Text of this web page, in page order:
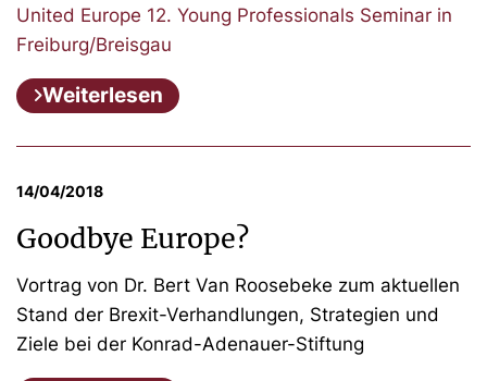
United Europe 12. Young Professionals Seminar in
Freiburg/Breisgau
Weiterlesen
14/04/2018
Goodbye Europe?
Vortrag von Dr. Bert Van Roosebeke zum aktuellen
Stand der Brexit-Verhandlungen, Strategien und
Ziele bei der Konrad-Adenauer-Stiftung